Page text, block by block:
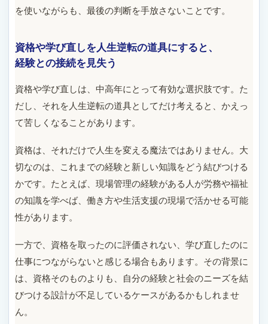
を使いながらも、最後の判断を手放さないことです。
資格や学び直しを人生逆転の道具にすると、
経験との接続を見失う
資格や学び直しは、中高年にとって有効な選択肢です。た
だし、それを人生逆転の道具としてだけ考えると、かえっ
て苦しくなることがあります。
資格は、それだけで人生を変える魔法ではありません。大
切なのは、これまでの経験と新しい知識をどう結びつける
かです。たとえば、現場管理の経験がある人が労務や福祉
の知識を学べば、働き方や生活支援の現場で活かせる可能
性があります。
一方で、資格を取ったのに評価されない、学び直したのに
仕事につながらないと感じる場合もあります。その背景に
は、資格そのものよりも、自分の経験と社会のニーズを結
びつける設計が不足しているケースがあるかもしれませ
ん。